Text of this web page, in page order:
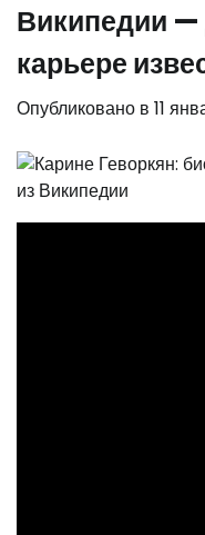
Википедии —
карьере
Опубликовано в 11